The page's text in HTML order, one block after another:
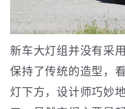
新车大灯组并没有采
保持了传统的造型，
灯下方，设计师巧妙